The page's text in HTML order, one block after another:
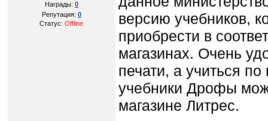
Награды: 0
Репутация: 0
Статус:Offline
версию учебников,
приобрести в
магазинах. Очень
печати, а учиться
учебники Дрофы
магазине Литрес.